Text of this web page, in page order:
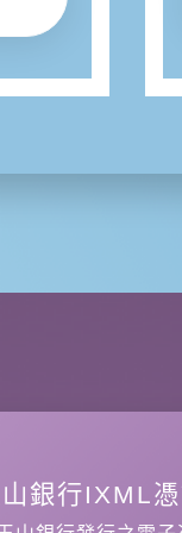
銀行IXML